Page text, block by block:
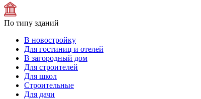
По типу зданий
В новостройку
Для гостиниц и отелей
В загородный дом
Для строителей
Для школ
Строительные
Для дачи